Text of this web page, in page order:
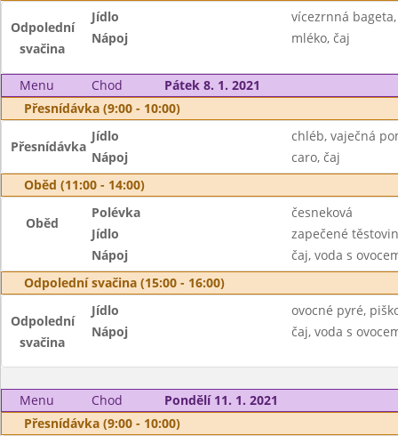
Odpolední
svačina
Jídlo
vícezrnná
Nápoj
mléko, čaj
Menu Chod
Pátek 8. 1. 2021
Přesnídávka (9:00 - 10:00)
Přesnídávka
Jídlo
chléb, vaječná
Nápoj
caro, čaj
Oběd (11:00 - 14:00)
Oběd
Polévka
česneková
Jídlo
zapečené
Nápoj
čaj, voda s
Odpolední svačina (15:00 - 16:00)
Odpolední
svačina
Jídlo
ovocné pyré,
Nápoj
čaj, voda s
Menu Chod
Pondělí 11. 1. 2021
Přesnídávka (9:00 - 10:00)